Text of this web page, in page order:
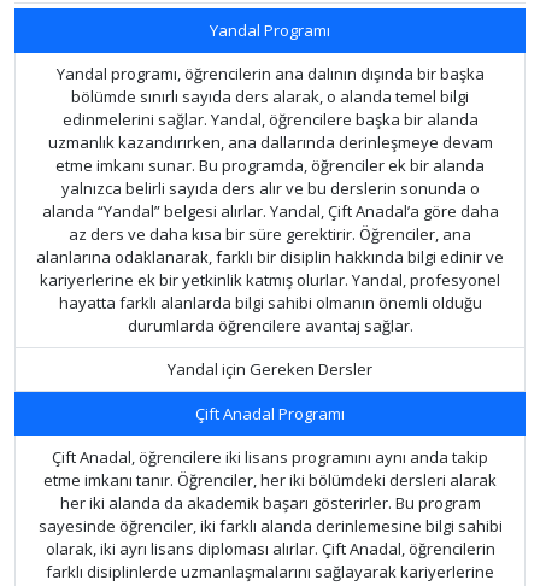
Yandal Programı
Yandal programı, öğrencilerin ana dalının dışında bir başka
bölümde sınırlı sayıda ders alarak, o alanda temel bilgi
edinmelerini sağlar. Yandal, öğrencilere başka bir alanda
uzmanlık kazandırırken, ana dallarında derinleşmeye devam
etme imkanı sunar. Bu programda, öğrenciler ek bir alanda
yalnızca belirli sayıda ders alır ve bu derslerin sonunda o
alanda “Yandal” belgesi alırlar. Yandal, Çift Anadal’a göre daha
az ders ve daha kısa bir süre gerektirir. Öğrenciler, ana
alanlarına odaklanarak, farklı bir disiplin hakkında bilgi edinir ve
kariyerlerine ek bir yetkinlik katmış olurlar. Yandal, profesyonel
hayatta farklı alanlarda bilgi sahibi olmanın önemli olduğu
durumlarda öğrencilere avantaj sağlar.
Yandal için Gereken Dersler
Çift Anadal Programı
Çift Anadal, öğrencilere iki lisans programını aynı anda takip
etme imkanı tanır. Öğrenciler, her iki bölümdeki dersleri alarak
her iki alanda da akademik başarı gösterirler. Bu program
sayesinde öğrenciler, iki farklı alanda derinlemesine bilgi sahibi
olarak, iki ayrı lisans diploması alırlar. Çift Anadal, öğrencilerin
farklı disiplinlerde uzmanlaşmalarını sağlayarak kariyerlerine